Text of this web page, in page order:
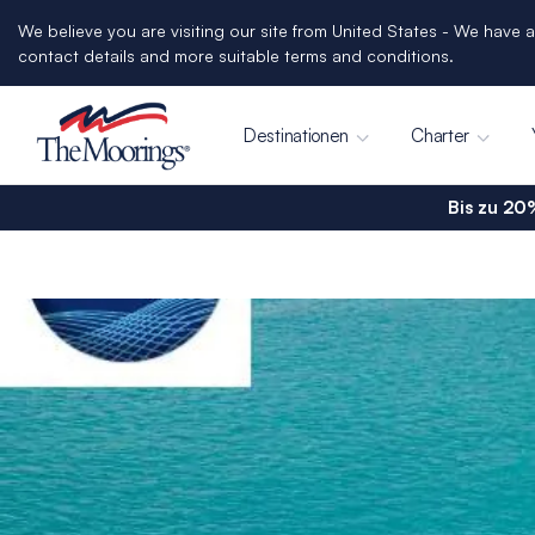
We believe you are visiting our site from United States - We
contact details and more suitable terms and conditions.
Destinationen Charter
Bis zu